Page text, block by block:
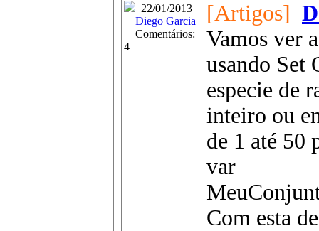
22/01/2013
Diego Garcia
Comentários:
4
[Artigos]
Vamos ver
usando Set
especie de
inteiro ou
de 1 até 50
var
Com esta